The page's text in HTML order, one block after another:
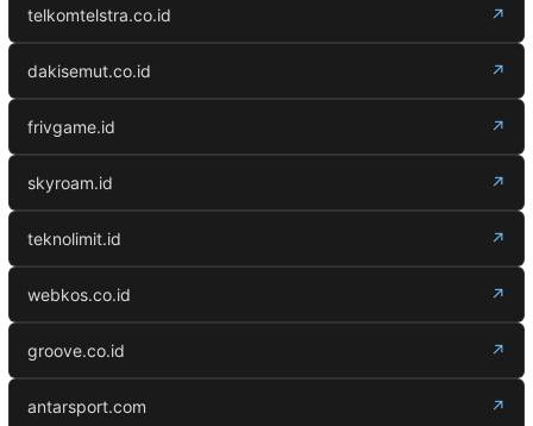
telkomtelstra.co.id ↗
dakisemut.co.id ↗
frivgame.id ↗
skyroam.id ↗
teknolimit.id ↗
webkos.co.id ↗
groove.co.id ↗
antarsport.com ↗